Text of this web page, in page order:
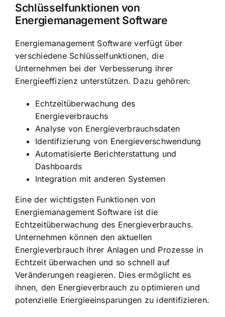
Schlüsselfunktionen von
Energiemanagement Software
Energiemanagement Software verfügt über
verschiedene Schlüsselfunktionen, die
Unternehmen bei der Verbesserung ihrer
Energieeffizienz unterstützen. Dazu gehören:
Echtzeitüberwachung des
Energieverbrauchs
Analyse von Energieverbrauchsdaten
Identifizierung von Energieverschwendung
Automatisierte Berichterstattung und
Dashboards
Integration mit anderen Systemen
Eine der wichtigsten Funktionen von
Energiemanagement Software ist die
Echtzeitüberwachung des Energieverbrauchs.
Unternehmen können den aktuellen
Energieverbrauch ihrer Anlagen und Prozesse in
Echtzeit überwachen und so schnell auf
Veränderungen reagieren. Dies ermöglicht es
ihnen, den Energieverbrauch zu optimieren und
potenzielle Energieeinsparungen zu identifizieren.